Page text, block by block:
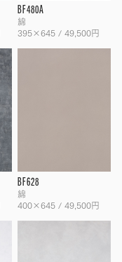
BF480A
綿
395×645 / 49,500円
BF628
綿
400×645 / 49,500円